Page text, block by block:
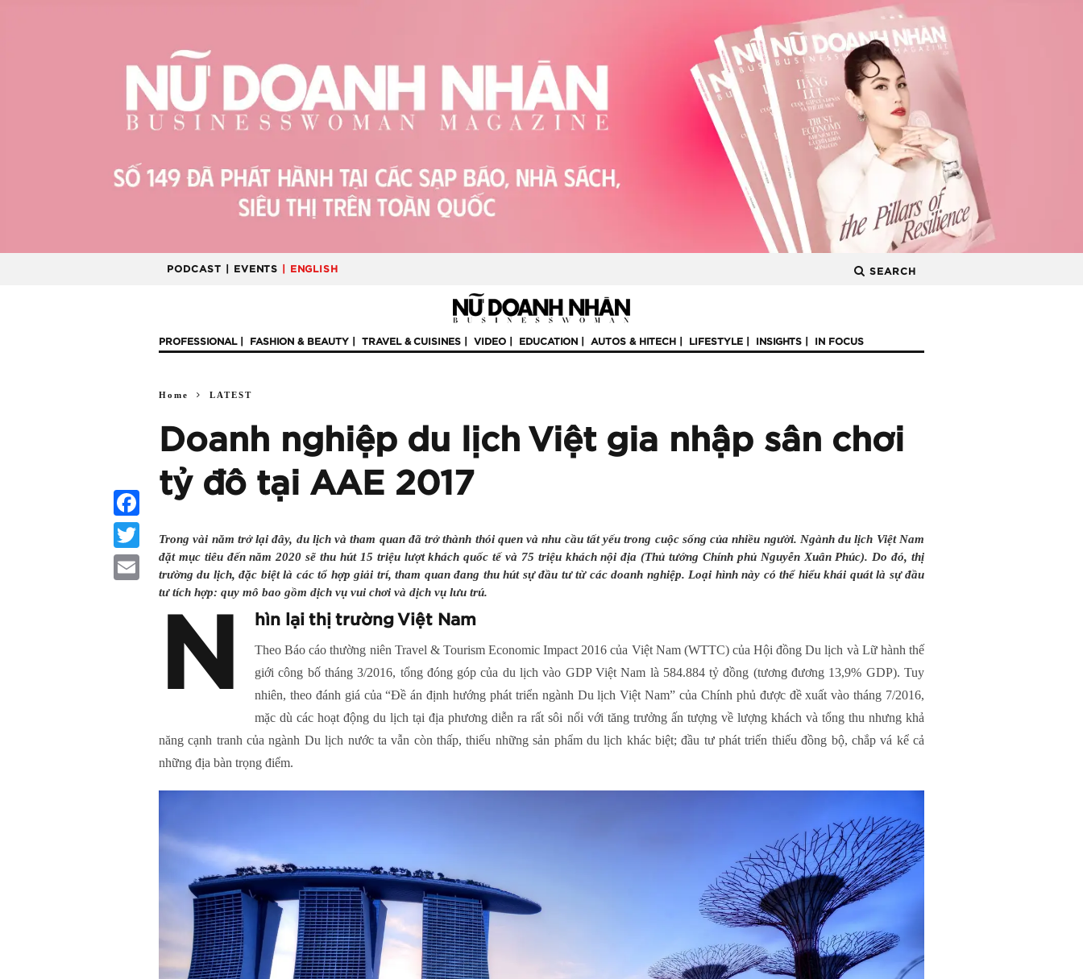
PODCAST | EVENTS | ENGLISH SEARCH
PROFESSIONAL FASHION & BEAUTY TRAVEL & CUISINES VIDEO EDUCATION AUTOS & HITECH LIFESTYLE INSIGHTS IN FOCUS
Home LATEST
Doanh nghiệp du lịch Việt gia nhập sân chơi
tỷ đô tại AAE 2017
Trong vài năm trở lại đây, du lịch và tham quan đã trở thành thói quen và nhu cầu tất yếu trong cuộc sống của nhiều người. Ngành du lịch Việt Nam
đặt mục tiêu đến năm 2020 sẽ thu hút 15 triệu lượt khách quốc tế và 75 triệu khách nội địa (Thủ tướng Chính phủ Nguyễn Xuân Phúc). Do đó, thị
trường du lịch, đặc biệt là các tổ hợp giải trí, tham quan đang thu hút sự đầu tư từ các doanh nghiệp. Loại hình này có thể hiểu khái quát là sự đầu
tư tích hợp: quy mô bao gồm dịch vụ vui chơi và dịch vụ lưu trú.
N hìn lại thị trường Việt Nam
Theo Báo cáo thường niên Travel & Tourism Economic Impact 2016 của Việt Nam (WTTC) của Hội đồng Du lịch và Lữ hành thế
giới công bố tháng 3/2016, tổng đóng góp của du lịch vào GDP Việt Nam là 584.884 tỷ đồng (tương đương 13,9% GDP). Tuy
nhiên, theo đánh giá của “Đề án định hướng phát triển ngành Du lịch Việt Nam” của Chính phủ được đề xuất vào tháng 7/2016,
mặc dù các hoạt động du lịch tại địa phương diễn ra rất sôi nổi với tăng trưởng ấn tượng về lượng khách và tổng thu nhưng khả
năng cạnh tranh của ngành Du lịch nước ta vẫn còn thấp, thiếu những sản phẩm du lịch khác biệt; đầu tư phát triển thiếu đồng bộ, chắp vá kể cả
những địa bàn trọng điểm.
Facebook
Twitter